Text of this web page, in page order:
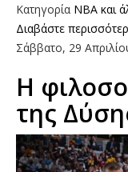
Κατηγορία NBA και
Διαβάστε
Σάββατο, 29
Η
της